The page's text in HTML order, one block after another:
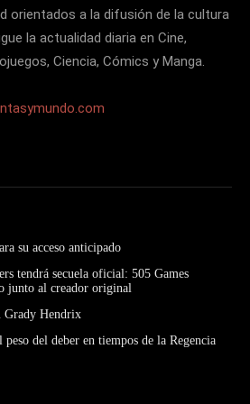
orientados a la difusión de la cultura
la actualidad diaria en Cine,
Ciencia, Cómics y Manga.
su acceso anticipado
tendrá secuela oficial: 505 Games
junto al creador original
Grady Hendrix
del deber en tiempos de la Regencia